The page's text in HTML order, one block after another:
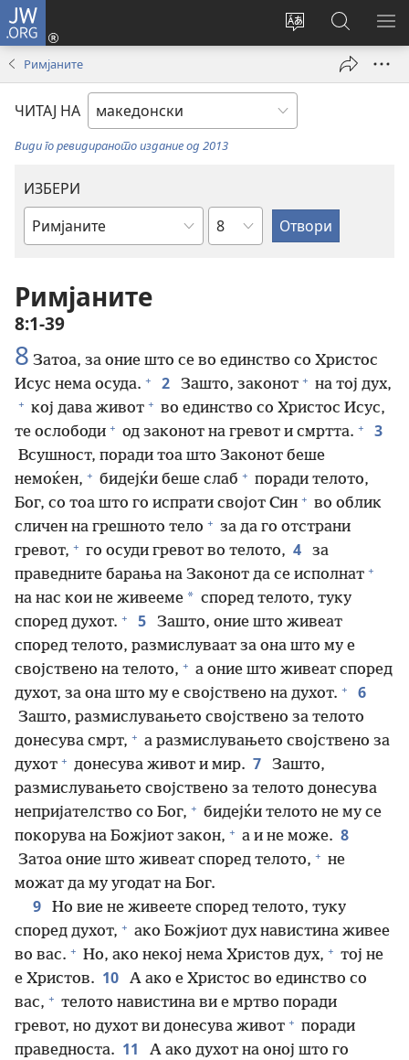
JW.ORG
Смени
јазикот
на
страницата
Најави
се
window)
на
JW.ORG/
Римјаните
ЧИТАЈ НА
Види го ревидираното издание од 2013
ИЗБЕРИ
Библиска
Поглавје
Римјаните
8:1-39
8 Затоа, за оние што се во единство со Христос
Исус нема осуда. + 2 Зашто, законот + на тој дух,
+ кој дава живот + во единство со Христос Исус,
те ослободи + од законот на гревот и смртта. + 3
Всушност, поради тоа што Законот беше
немоќен, + бидејќи беше слаб + поради телото,
Бог, со тоа што го испрати својот Син + во облик
сличен на грешното тело + за да го отстрани
гревот, + го осуди гревот во телото, 4
за
праведните барања на Законот да се исполнат +
на нас кои не живееме * според телото, туку
според духот. + 5
Зашто, оние што живеат
според телото, размислуваат за она што му е
својствено на телото, + а оние што живеат според
духот, за она што му е својствено на духот. + 6
Зашто, размислувањето својствено за телото
донесува смрт, + а размислувањето својствено за
духот + донесува живот и мир. 7
Зашто,
размислувањето својствено за телото донесува
непријателство со Бог, + бидејќи телото не му се
покорува на Божјиот закон, + а и не може. 8
Затоа оние што живеат според телото, + не
можат да му угодат на Бог.
9
Но вие не живеете според телото, туку
според духот, + ако Божјиот дух навистина живее
во вас. + Но, ако некој нема Христов дух, + тој не
е Христов. 10
А ако е Христос во единство со
вас, + телото навистина ви е мртво поради
гревот, но духот ви донесува живот + поради
праведноста. 11
А ако духот на оној што го